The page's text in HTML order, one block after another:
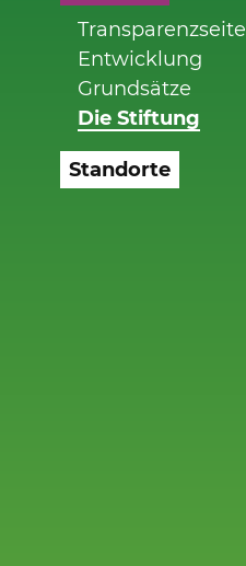
Transparenzseite
Entwicklung
Grundsätze
Die Stiftung
Standorte